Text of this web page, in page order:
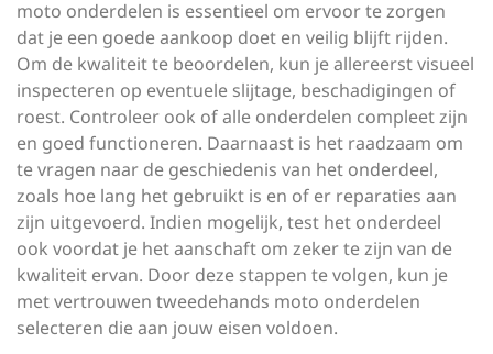
moto onderdelen is essentieel om ervoor te zorgen
dat je een goede aankoop doet en veilig blijft rijden.
Om de kwaliteit te beoordelen, kun je allereerst visueel
inspecteren op eventuele slijtage, beschadigingen of
roest. Controleer ook of alle onderdelen compleet zijn
en goed functioneren. Daarnaast is het raadzaam om
te vragen naar de geschiedenis van het onderdeel,
zoals hoe lang het gebruikt is en of er reparaties aan
zijn uitgevoerd. Indien mogelijk, test het onderdeel
ook voordat je het aanschaft om zeker te zijn van de
kwaliteit ervan. Door deze stappen te volgen, kun je
met vertrouwen tweedehands moto onderdelen
selecteren die aan jouw eisen voldoen.